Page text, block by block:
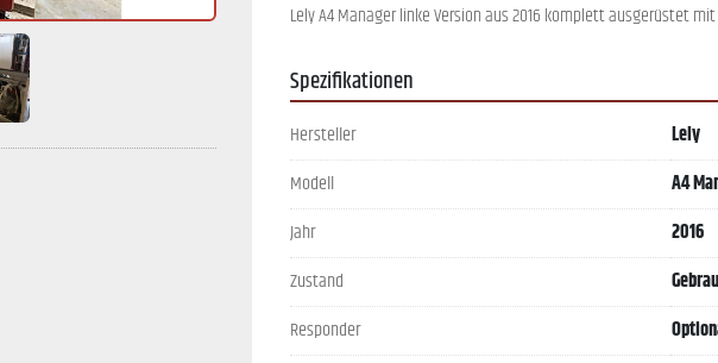
Lely A4 Manager linke Version aus 2016 komplett ausgerüstet
Spezifikationen
Hersteller
Lely
Modell
A4
Jahr
2016
Zustand
Responder